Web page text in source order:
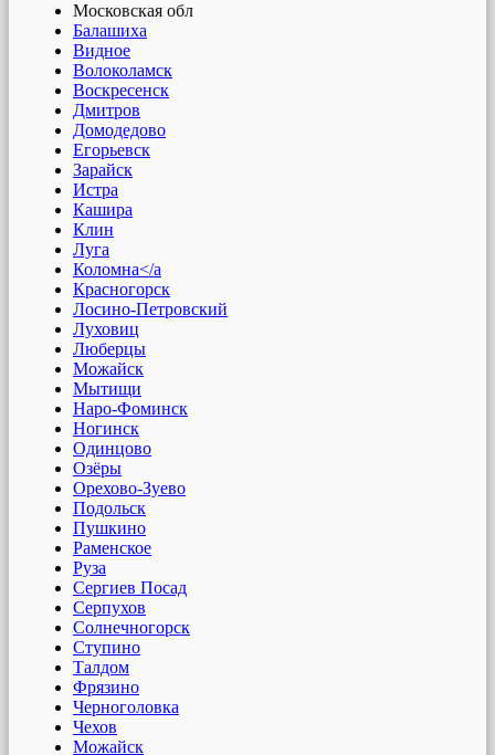
Московская обл
Балашиха
Видное
Волоколамск
Воскресенск
Дмитров
Домодедово
Егорьевск
Зарайск
Истра
Кашира
Клин
Луга
Коломна</a
Красногорск
Лосино-Петровский
Луховиц
Люберцы
Можайск
Мытищи
Наро-Фоминск
Ногинск
Одинцово
Озёры
Орехово-Зуево
Подольск
Пушкино
Раменское
Руза
Сергиев Посад
Серпухов
Солнечногорск
Ступино
Талдом
Фрязино
Черноголовка
Чехов
Можайск